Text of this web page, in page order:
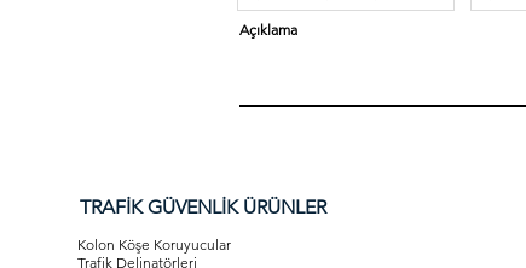
Açıklama
TRAFİK GÜVENLİK ÜRÜNLER
Kolon Köşe Koruyucular
Trafik Delinatörleri